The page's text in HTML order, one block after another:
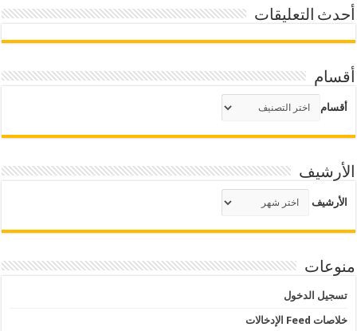
أحدث التعليقات
أقسام
أقسام
الأرشيف
الأرشيف
منوعات
تسجيل الدخول
خلاصات Feed الإدخالات